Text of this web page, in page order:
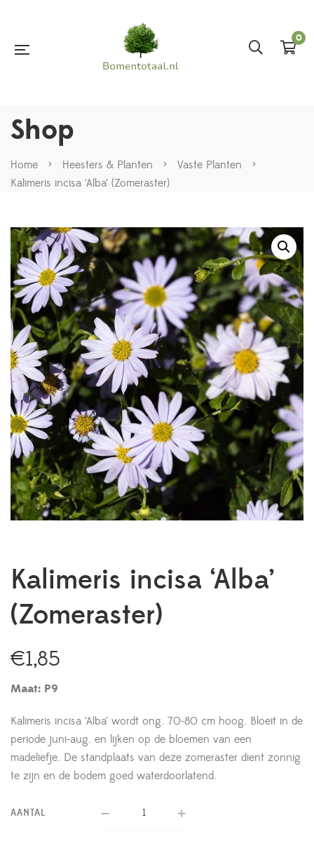
0
Shop
Home > Heesters & Planten > Vaste Planten
>
Kalimeris incisa ‘Alba’ (Zomeraster)
Kalimeris incisa ‘Alba’
(Zomeraster)
€1,85
Maat: P9
Kalimeris incisa ‘Alba’ wordt ong. 70-80 cm hoog. Bloeit in de
periode juni-aug. en lijken op de bloemen van een
madeliefje. De standplaats van deze zomeraster dient zonnig
te zijn en de bodem goed waterdoorlatend.
AANTAL